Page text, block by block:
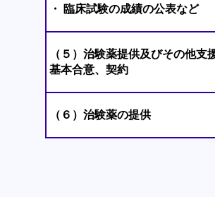
・ 臨床試験の成績の公表など
（５）治験薬提供及びその他支
基本合意、契約
（６）治験薬の提供